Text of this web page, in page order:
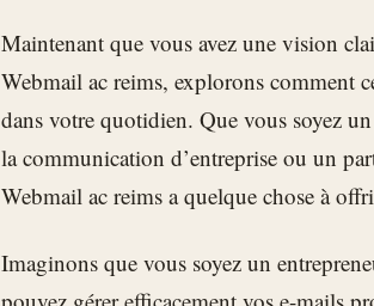
Maintenant que vous avez une vision
Webmail ac reims, explorons comment
dans votre quotidien. Que vous soyez
la communication d’entreprise ou un
Webmail ac reims a quelque chose à
Imaginons que vous soyez un